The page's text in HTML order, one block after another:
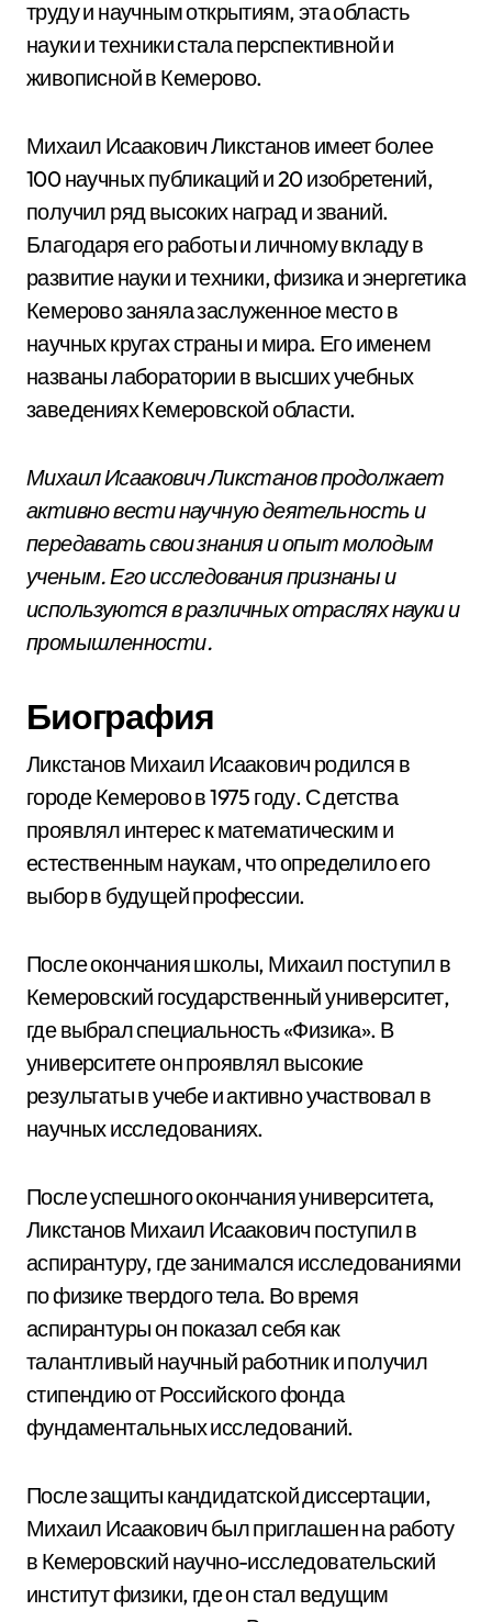
труду и научным открытиям, эта область
науки и техники стала перспективной и
живописной в Кемерово.
Михаил Исаакович Ликстанов имеет более
100 научных публикаций и 20 изобретений,
получил ряд высоких наград и званий.
Благодаря его работы и личному вкладу в
развитие науки и техники, физика и энергетика
Кемерово заняла заслуженное место в
научных кругах страны и мира. Его именем
названы лаборатории в высших учебных
заведениях Кемеровской области.
Михаил Исаакович Ликстанов продолжает
активно вести научную деятельность и
передавать свои знания и опыт молодым
ученым. Его исследования признаны и
используются в различных отраслях науки и
промышленности.
Биография
Ликстанов Михаил Исаакович родился в
городе Кемерово в 1975 году. С детства
проявлял интерес к математическим и
естественным наукам, что определило его
выбор в будущей профессии.
После окончания школы, Михаил поступил в
Кемеровский государственный университет,
где выбрал специальность «Физика». В
университете он проявлял высокие
результаты в учебе и активно участвовал в
научных исследованиях.
После успешного окончания университета,
Ликстанов Михаил Исаакович поступил в
аспирантуру, где занимался исследованиями
по физике твердого тела. Во время
аспирантуры он показал себя как
талантливый научный работник и получил
стипендию от Российского фонда
фундаментальных исследований.
После защиты кандидатской диссертации,
Михаил Исаакович был приглашен на работу
в Кемеровский научно-исследовательский
институт физики, где он стал ведущим